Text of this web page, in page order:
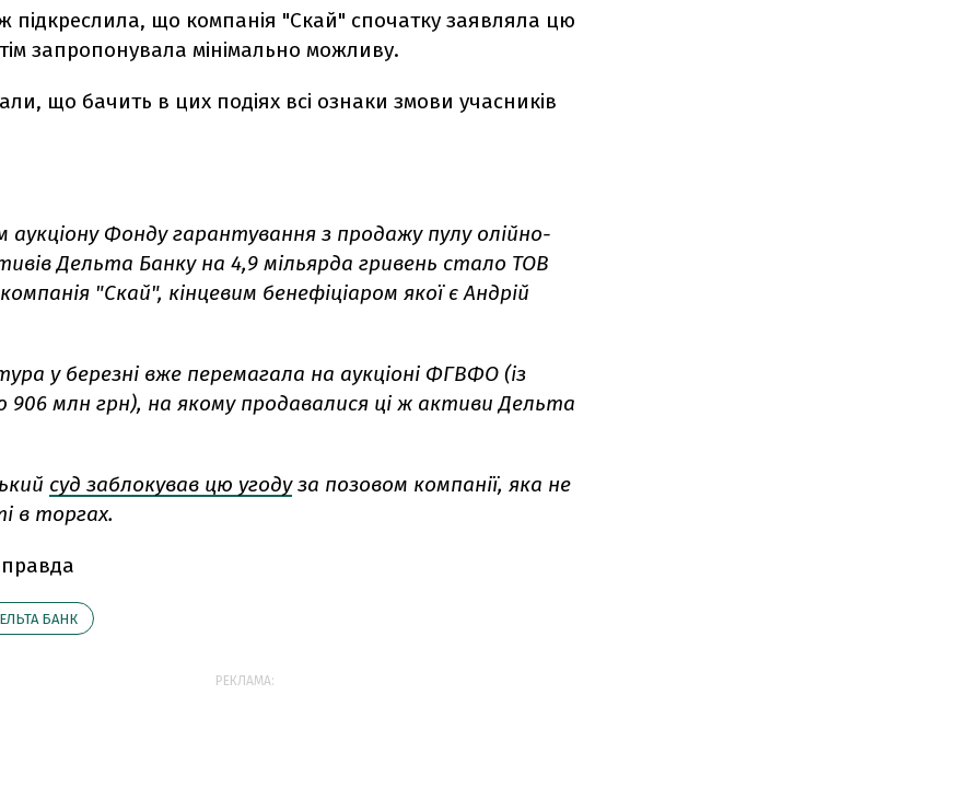
підкреслила, що компанія "Скай" спочатку заявляла цю
запропонувала мінімально можливу.
що бачить в цих подіях всі ознаки змови учасників
Фонду гарантування з продажу пулу олійно-
Дельта Банку на 4,9 мільярда гривень стало ТОВ
"Скай", кінцевим бенефіціаром якої є Андрій
у березні вже перемагала на аукціоні ФГВФО (із
906 млн грн), на якому продавалися ці ж активи Дельта
суд заблокував цю угодуза позовом компанії, яка не
в торгах.
БАНК
РЕКЛАМА: